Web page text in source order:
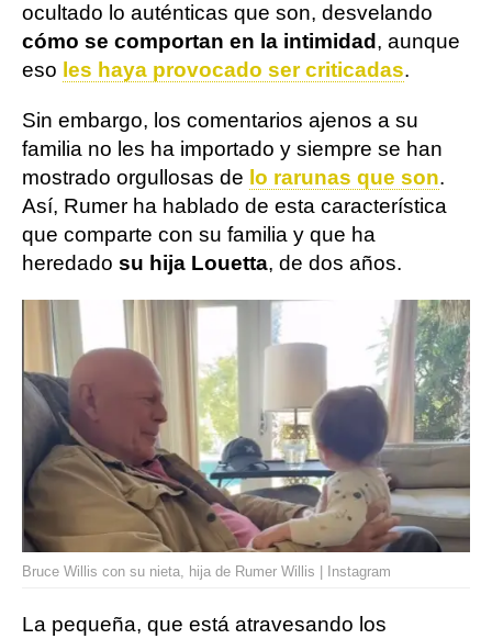
ocultado lo auténticas que son, desvelando
cómo se comportan en la intimidad , aunque
eso les haya provocado ser criticadas.
Sin embargo, los comentarios ajenos a su
familia no les ha importado y siempre se han
mostrado orgullosas de lo rarunas que son.
Así, Rumer ha hablado de esta característica
que comparte con su familia y que ha
heredado su hija Louetta, de dos años.
Bruce Willis con su nieta, hija de Rumer Willis | Instagram
La pequeña, que está atravesando los